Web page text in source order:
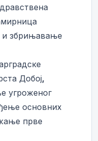
и збрињавање
Добој,
угроженог
основних
прве